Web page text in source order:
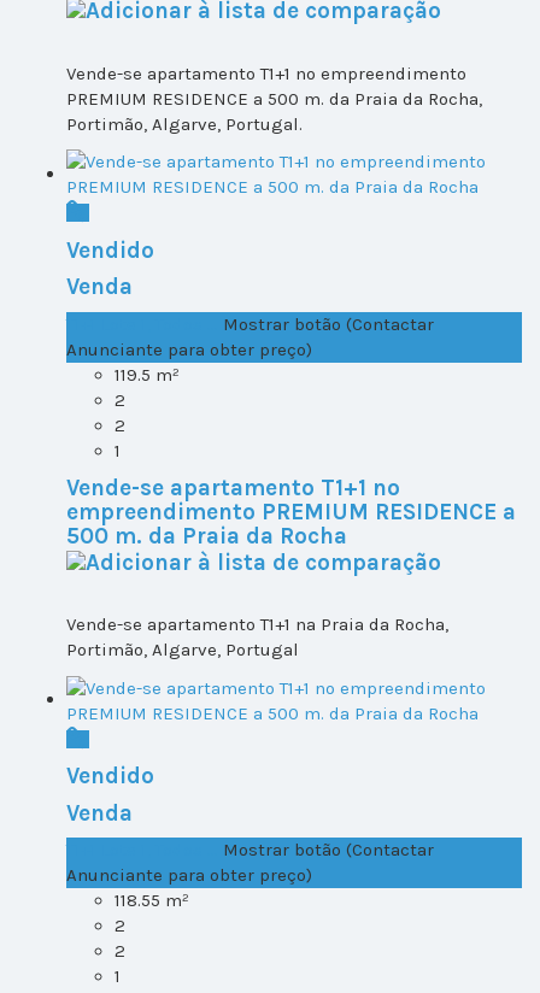
Vende-se apartamento T1+1 no empreendimento
PREMIUM RESIDENCE a 500 m. da Praia da Rocha,
Portimão, Algarve, Portugal.
Vendido
Venda
Mostrar botão (Contactar
Anunciante para obter preço)
119.5 m²
2
2
1
Vende-se apartamento T1+1 no
empreendimento PREMIUM RESIDENCE a
500 m. da Praia da Rocha
Vende-se apartamento T1+1 na Praia da Rocha,
Portimão, Algarve, Portugal
Vendido
Venda
Mostrar botão (Contactar
Anunciante para obter preço)
118.55 m²
2
2
1